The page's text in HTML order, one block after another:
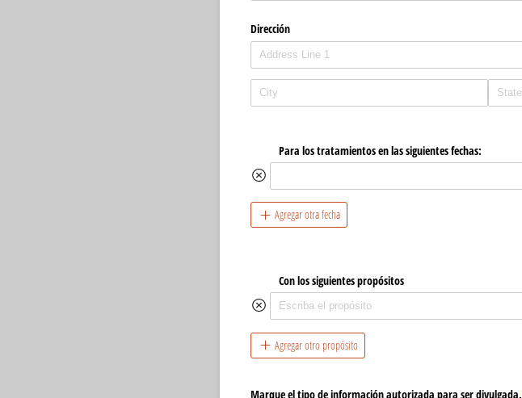
Dirección
Para los tratamientos en las siguientes fechas:
Agregar otra fecha
Con los siguientes propósitos
Agregar otro propósito
Marque el tipo de información autorizada para ser divulgada.